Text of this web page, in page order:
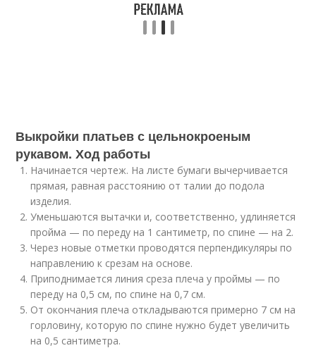
Выкройки платьев с цельнокроеным
рукавом. Ход работы
Начинается чертеж. На листе бумаги вычерчивается
прямая, равная расстоянию от талии до подола
изделия.
Уменьшаются вытачки и, соответственно, удлиняется
пройма — по переду на 1 сантиметр, по спине — на 2.
Через новые отметки проводятся перпендикуляры по
направлению к срезам на основе.
Приподнимается линия среза плеча у проймы — по
переду на 0,5 см, по спине на 0,7 см.
От окончания плеча откладываются примерно 7 см на
горловину, которую по спине нужно будет увеличить
на 0,5 сантиметра.